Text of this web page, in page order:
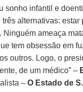
sonho infantil e
três alternativas: estar
Ninguém ameaça
tem obsessão em
outros. Logo, o
de um médico” –
–O Estado de